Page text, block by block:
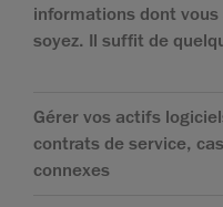
informations dont vous
soyez. Il suffit de
Gérer vos actifs
contrats de service,
connexes